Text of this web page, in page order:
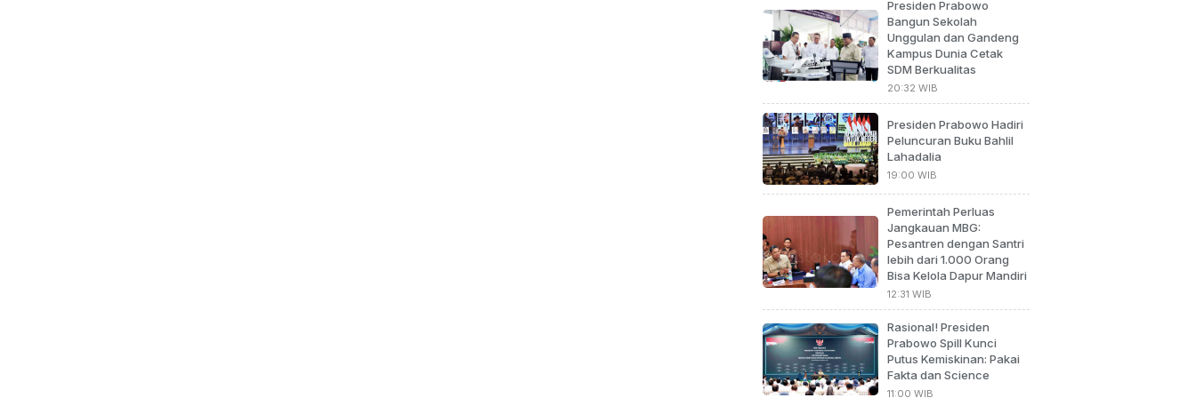
Presiden Prabowo
Bangun Sekolah
Unggulan dan Gandeng
Kampus Dunia Cetak
SDM Berkualitas
20:32 WIB
Presiden Prabowo Hadiri
Peluncuran Buku Bahlil
Lahadalia
19:00 WIB
Pemerintah Perluas
Jangkauan MBG:
Pesantren dengan Santri
lebih dari 1.000 Orang
Bisa Kelola Dapur Mandiri
12:31 WIB
Rasional! Presiden
Prabowo Spill Kunci
Putus Kemiskinan: Pakai
Fakta dan Science
11:00 WIB